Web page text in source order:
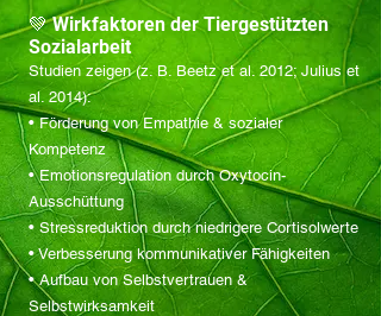
💚 Wirkfaktoren der Tiergestützten
Sozialarbeit
Studien zeigen (z. B. Beetz et al. 2012; Julius et
al. 2014):
• Förderung von Empathie & sozialer
Kompetenz
• Emotionsregulation durch Oxytocin-
Ausschüttung
• Stressreduktion durch niedrigere Cortisolwerte
• Verbesserung kommunikativer Fähigkeiten
• Aufbau von Selbstvertrauen &
Selbstwirksamkeit